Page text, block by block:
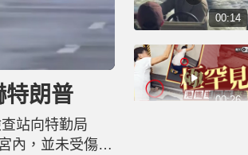
特朗普
站向特勤局
內，並未受傷。
00:14
00:26